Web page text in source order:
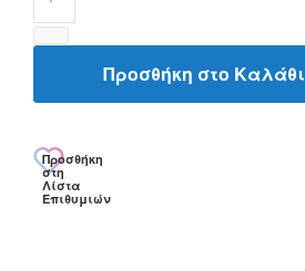
Προσθήκη στο Καλάθι
Προσθήκη
στη
Λίστα
Επιθυμιών